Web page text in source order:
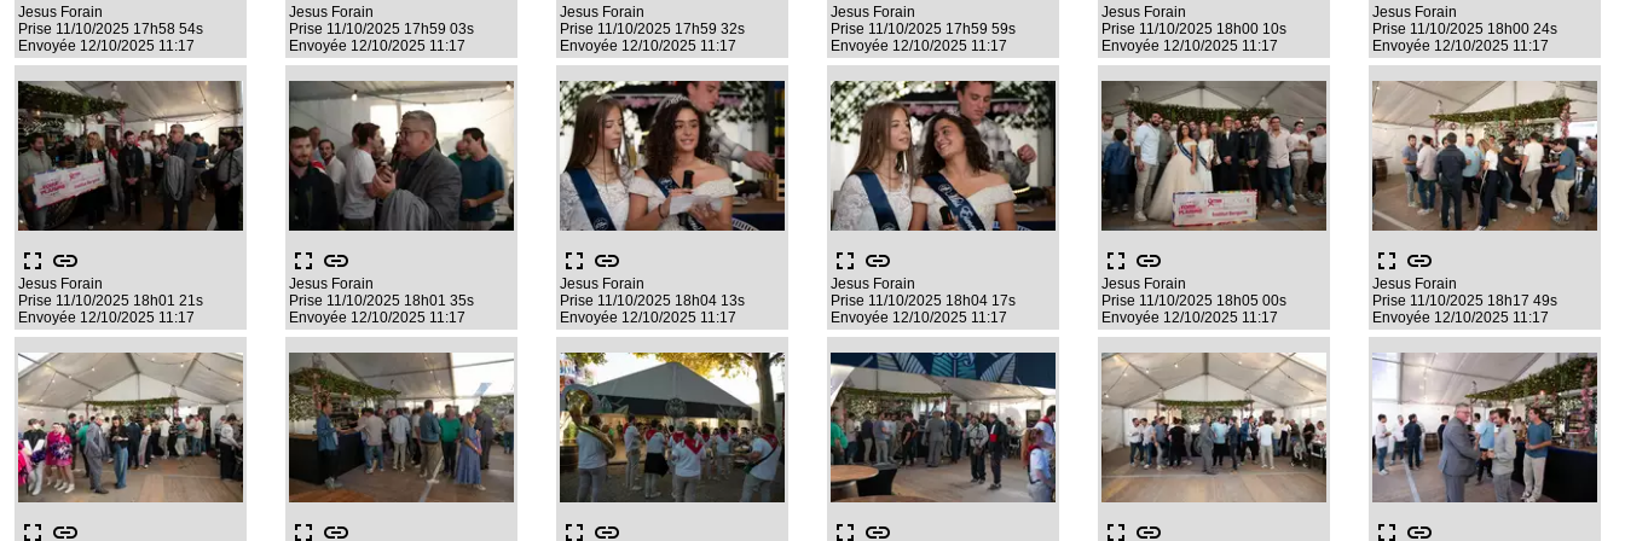
Jesus Forain
Prise 11/10/2025 17h58 54s
Envoyée 12/10/2025 11:17
Jesus Forain
Prise 11/10/2025 17h59 03s
Envoyée 12/10/2025 11:17
Jesus Forain
Prise 11/10/2025 17h59 32s
Envoyée 12/10/2025 11:17
Jesus Forain
Prise 11/10/2025 17h59 59s
Envoyée 12/10/2025 11:17
Jesus Forain
Prise 11/10/2025 18h00 10s
Envoyée 12/10/2025 11:17
Jesus Forain
Prise 11/10/2025 18h00 24s
Envoyée 12/10/2025 11:17
fullscreen link
Jesus Forain
Prise 11/10/2025 18h01 21s
Envoyée 12/10/2025 11:17
fullscreen link
Jesus Forain
Prise 11/10/2025 18h01 35s
Envoyée 12/10/2025 11:17
fullscreen link
Jesus Forain
Prise 11/10/2025 18h04 13s
Envoyée 12/10/2025 11:17
fullscreen link
Jesus Forain
Prise 11/10/2025 18h04 17s
Envoyée 12/10/2025 11:17
fullscreen link
Jesus Forain
Prise 11/10/2025 18h05 00s
Envoyée 12/10/2025 11:17
fullscreen link
Jesus Forain
Prise 11/10/2025 18h17 49s
Envoyée 12/10/2025 11:17
fullscreen link fullscreen link fullscreen link fullscreen link fullscreen link fullscreen link